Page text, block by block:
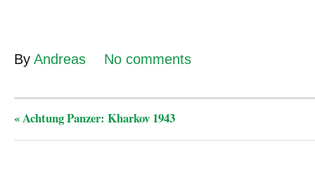
By Andreas No comments
«Achtung Panzer: Kharkov 1943